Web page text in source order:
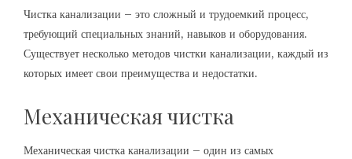
Чистка канализации – это сложный и трудоемкий процесс,
требующий специальных знаний, навыков и оборудования.
Существует несколько методов чистки канализации, каждый из
которых имеет свои преимущества и недостатки.
Механическая чистка
Механическая чистка канализации – один из самых